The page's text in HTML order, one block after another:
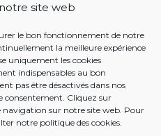
site web
le bon fonctionnement de notre
la meilleure expérience
uniquement les cookies
indispensables au bon
pas être désactivés dans nos
consentement. Cliquez sur
sur notre site web. Pour
notre politique des cookies.
handicapées
LA PUBLICITÉ
relative aux
dans le domaine des
personnes